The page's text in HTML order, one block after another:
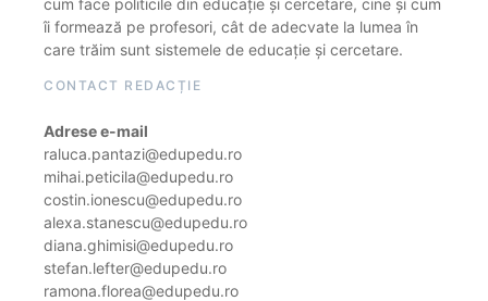
cum face politicile din educație și cercetare, cine și cum
îi formează pe profesori, cât de adecvate la lumea în
care trăim sunt sistemele de educație și cercetare.
CONTACT REDACȚIE
Adrese e-mail
raluca.pantazi@edupedu.ro
mihai.peticila@edupedu.ro
costin.ionescu@edupedu.ro
alexa.stanescu@edupedu.ro
diana.ghimisi@edupedu.ro
stefan.lefter@edupedu.ro
ramona.florea@edupedu.ro